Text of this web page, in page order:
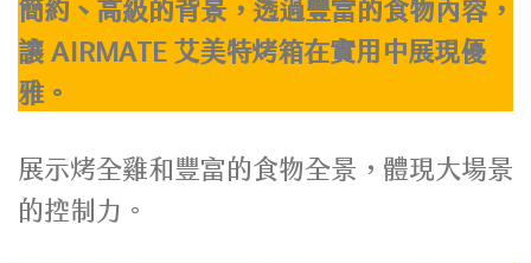
讓 AIRMATE 艾美特烤箱在實用中展現優
雅。
展示烤全雞和豐富的食物全景，體現大場景
的控制力。